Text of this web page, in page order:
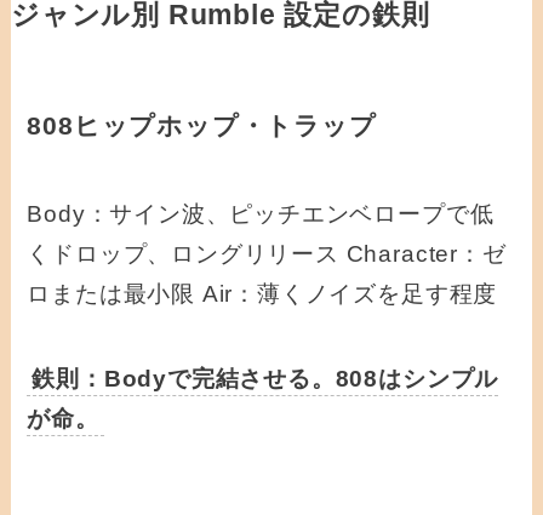
ジャンル別 Rumble 設定の鉄則
808ヒップホップ・トラップ
Body：サイン波、ピッチエンベロープで低
くドロップ、ロングリリース Character：ゼ
ロまたは最小限 Air：薄くノイズを足す程度
鉄則：Bodyで完結させる。808はシンプル
が命。